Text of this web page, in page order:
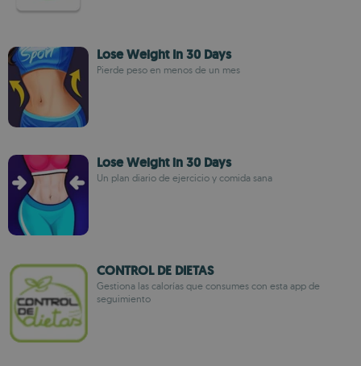
Lose Weight In 30 Days
Pierde peso en menos de un mes
Lose Weight in 30 Days
Un plan diario de ejercicio y comida sana
CONTROL DE DIETAS
Gestiona las calorías que consumes con esta app de
seguimiento